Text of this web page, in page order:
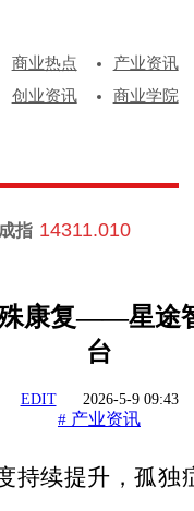
商业热点
产业资讯
创业资讯
商业学院
指 14311.010
康复——星途
台
EDIT 2026-5-9 09:43
# 产业资讯
持续提升，孤